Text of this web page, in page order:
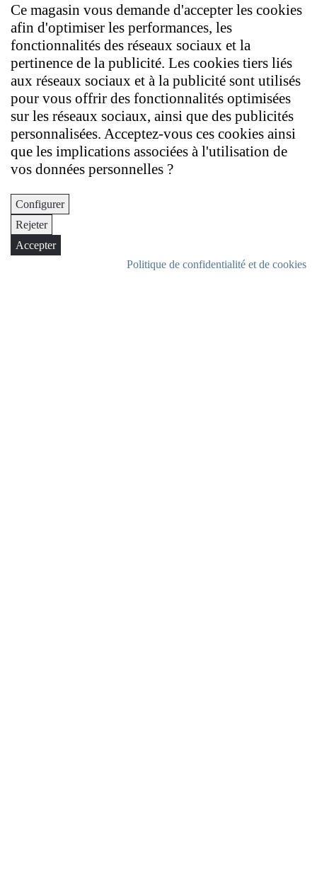
Ce magasin vous demande d'accepter les cookies
afin d'optimiser les performances, les
fonctionnalités des réseaux sociaux et la
pertinence de la publicité. Les cookies tiers liés
aux réseaux sociaux et à la publicité sont utilisés
pour vous offrir des fonctionnalités optimisées
sur les réseaux sociaux, ainsi que des publicités
personnalisées. Acceptez-vous ces cookies ainsi
que les implications associées à l'utilisation de
vos données personnelles ?
Configurer
Rejeter
Accepter
Politique de confidentialité et de cookies